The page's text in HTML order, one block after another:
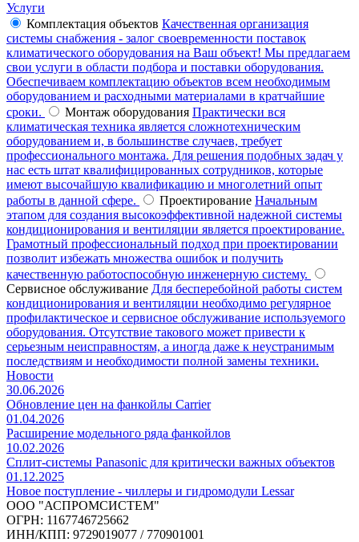
Услуги
Комплектация объектов Качественная организация
системы снабжения - залог своевременности поставок
климатического оборудования на Ваш объект! Мы предлагаем
свои услуги в области подбора и поставки оборудования.
Обеспечиваем комплектацию объектов всем необходимым
оборудованием и расходными материалами в кратчайшие
сроки.
Монтаж оборудования Практически вся
климатическая техника является сложнотехническим
оборудованием и, в большинстве случаев, требует
профессионального монтажа. Для решения подобных задач у
нас есть штат квалифицированных сотрудников, которые
имеют высочайшую квалификацию и многолетний опыт
работы в данной сфере.
Проектирование Начальным
этапом для создания высокоэффективной надежной системы
кондиционирования и вентиляции является проектирование.
Грамотный профессиональный подход при проектировании
позволит избежать множества ошибок и получить
качественную работоспособную инженерную систему.
Сервисное обслуживание Для бесперебойной работы систем
кондиционирования и вентиляции необходимо регулярное
профилактическое и сервисное обслуживание используемого
оборудования. Отсутствие такового может привести к
серьезным неисправностям, а иногда даже к неустранимым
последствиям и необходимости полной замены техники.
Новости
30.06.2026
Обновление цен на фанкойлы Carrier
01.04.2026
Расширение модельного ряда фанкойлов
10.02.2026
Сплит-системы Panasonic для критически важных объектов
01.12.2025
Новое поступление - чиллеры и гидромодули Lessar
ООО "АСПРОМСИСТЕМ"
ОГРН: 1167746725662
ИНН/КПП: 9729019077 / 770901001